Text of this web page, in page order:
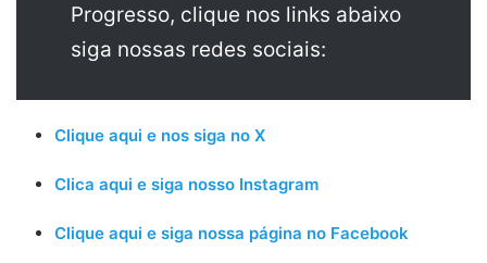
Progresso, clique nos links abaixo
siga nossas redes sociais:
Clique aqui e nos siga no X
Clica aqui e siga nosso Instagram
Clique aqui e siga nossa página no Facebook